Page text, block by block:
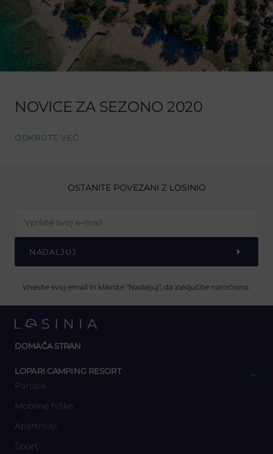
NOVICE ZA SEZONO 2020
ODKRIJTE VEČ
OSTANITE POVEZANI Z LOSINIO
NADALJUJ
Vnesite svoj email in kliknite "Nadaljuj", da zaključite naročnino.
DOMAČA STRAN
LOPARI CAMPING RESORT
Parcele
Mobilne hiške
Apartmaji
Šport